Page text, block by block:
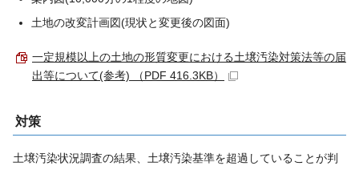
土地の改変計画図(現状と変更後の図面)
一定規模以上の土地の形質変更における土壌汚染対策法等の届
出等について(参考) （PDF 416.3KB）
対策
土壌汚染状況調査の結果、土壌汚染基準を超過していることが判